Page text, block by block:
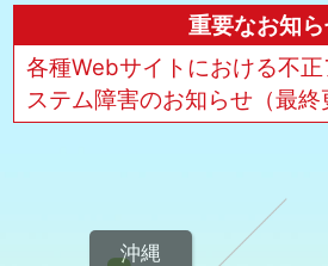
重要なお知
各種Webサイトにおける不
ステム障害のお知らせ（最終
沖縄